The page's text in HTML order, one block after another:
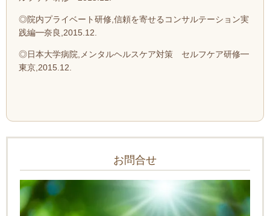
◎院内プライベート研修,信頼を寄せるコンサルテーション実
践編━奈良,2015.12.
◎日本大学病院,メンタルヘルスケア対策 セルフケア研修━
東京,2015.12.
お問合せ